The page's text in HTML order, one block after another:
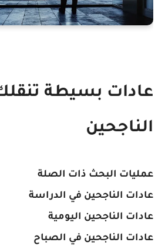
عادات بسيطة
الناجحين
عمليات البحث ذات الصلة
عادات الناجحين في الدراسة
عادات الناجحين اليومية
عادات الناجحين في الصباح